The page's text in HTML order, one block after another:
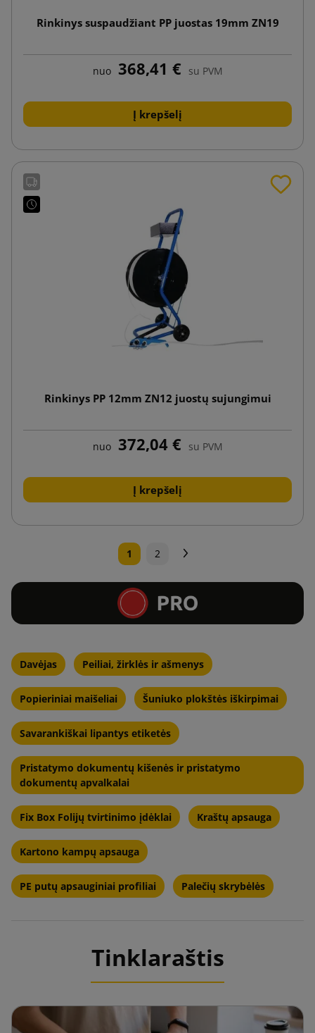
Rinkinys suspaudžiant PP juostas 19mm ZN19
nuo 368,41 € su PVM
Į krepšelį
Rinkinys PP 12mm ZN12 juostų sujungimui
nuo 372,04 € su PVM
Į krepšelį
1 2
Davėjas Peiliai, žirklės ir ašmenys
Popieriniai maišeliai Šuniuko plokštės iškirpimai
Savarankiškai lipantys etiketės
Pristatymo dokumentų kišenės ir pristatymo
dokumentų apvalkalai
Fix Box Folijų tvirtinimo įdėklai Kraštų apsauga
Kartono kampų apsauga
PE putų apsauginiai profiliai Palečių skrybėlės
Tinklaraštis